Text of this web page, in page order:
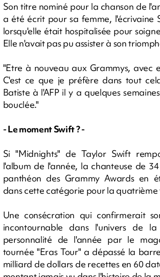
Son titre nominé pour la chanson de
a été écrit pour sa femme, l'écrivaine
lorsqu'elle était hospitalisée pour
Elle n'avait pas pu assister à son
"Etre à nouveau aux Grammys, avec
C'est ce que je préfère dans tout
Batiste à l'AFP il y a quelques
bouclée."
- Le moment Swift ? -
Si "Midnights" de Taylor Swift
l'album de l'année, la chanteuse de
panthéon des Grammy Awards en
dans cette catégorie pour la quatrième
Une consécration qui confirmerait
incontournable dans l'univers de la
personnalité de l'année par le
tournée "Eras Tour" a dépassé la
milliard de dollars de recettes en 60